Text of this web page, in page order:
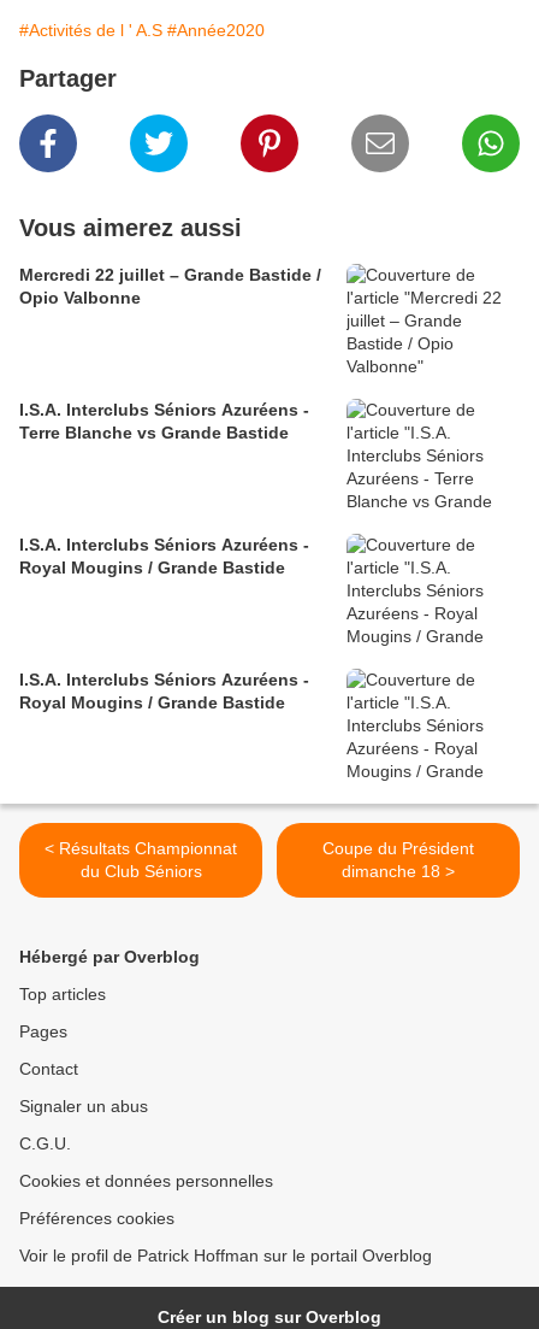
#Activités de l ' A.S #Année2020
Partager
Vous aimerez aussi
Mercredi 22 juillet – Grande Bastide /
Opio Valbonne
I.S.A. Interclubs Séniors Azuréens -
Terre Blanche vs Grande Bastide
I.S.A. Interclubs Séniors Azuréens -
Royal Mougins / Grande Bastide
I.S.A. Interclubs Séniors Azuréens -
Royal Mougins / Grande Bastide
< Résultats Championnat
du Club Séniors
Coupe du Président
dimanche 18 >
Hébergé par Overblog
Top articles
Pages
Contact
Signaler un abus
C.G.U.
Cookies et données personnelles
Préférences cookies
Voir le profil de Patrick Hoffman sur le portail Overblog
Créer un blog sur Overblog